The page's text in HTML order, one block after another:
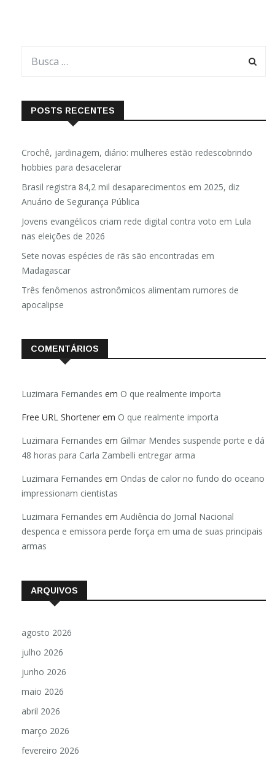
POSTS RECENTES
Crochê, jardinagem, diário: mulheres estão redescobrindo
hobbies para desacelerar
Brasil registra 84,2 mil desaparecimentos em 2025, diz
Anuário de Segurança Pública
Jovens evangélicos criam rede digital contra voto em Lula
nas eleições de 2026
Sete novas espécies de rãs são encontradas em
Madagascar
Três fenômenos astronômicos alimentam rumores de
apocalipse
COMENTÁRIOS
Luzimara Fernandes em O que realmente importa
Free URL Shortener em O que realmente importa
Luzimara Fernandes em Gilmar Mendes suspende porte e dá
48 horas para Carla Zambelli entregar arma
Luzimara Fernandes em Ondas de calor no fundo do oceano
impressionam cientistas
Luzimara Fernandes em Audiência do Jornal Nacional
despenca e emissora perde força em uma de suas principais
armas
ARQUIVOS
agosto 2026
julho 2026
junho 2026
maio 2026
abril 2026
março 2026
fevereiro 2026